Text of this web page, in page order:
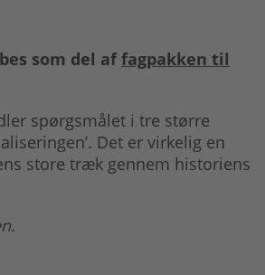
som del affagpakken til
spørgsmålet i tre større
Det er virkelig en
store træk gennem historiens
.